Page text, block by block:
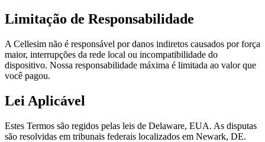
Limitação de Responsabilidade
A Cellesim não é responsável por danos indiretos causados por força
maior, interrupções da rede local ou incompatibilidade do
dispositivo. Nossa responsabilidade máxima é limitada ao valor que
você pagou.
Lei Aplicável
Estes Termos são regidos pelas leis de Delaware, EUA. As disputas
são resolvidas em tribunais federais localizados em Newark, DE.